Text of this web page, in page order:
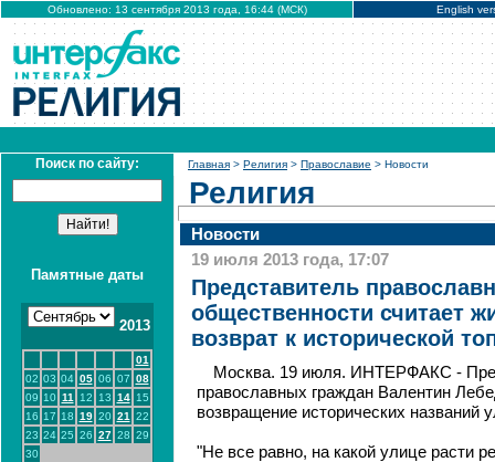
Обновлено: 13 сентября 2013 года, 16:44 (МСК) English
Поиск по сайту:
Памятные даты
2013
01
02 03 04 05 06 07 08
09 10 11 12 13 14 15
16 17 18 19 20 21
22
23 24 25 26 27 28 29
30
Главная > Религия > Православие > Новости
Религия
Новости
19 июля 2013 года, 17:07
Представитель
общественности считает
возврат к исторической
Москва. 19 июля. ИНТЕРФАКС -
православных граждан Валентин
возвращение исторических названий
"Не все равно, на какой улице расти